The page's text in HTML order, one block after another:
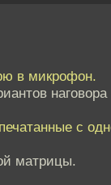
в микрофон.
наговора
с
матрицы.